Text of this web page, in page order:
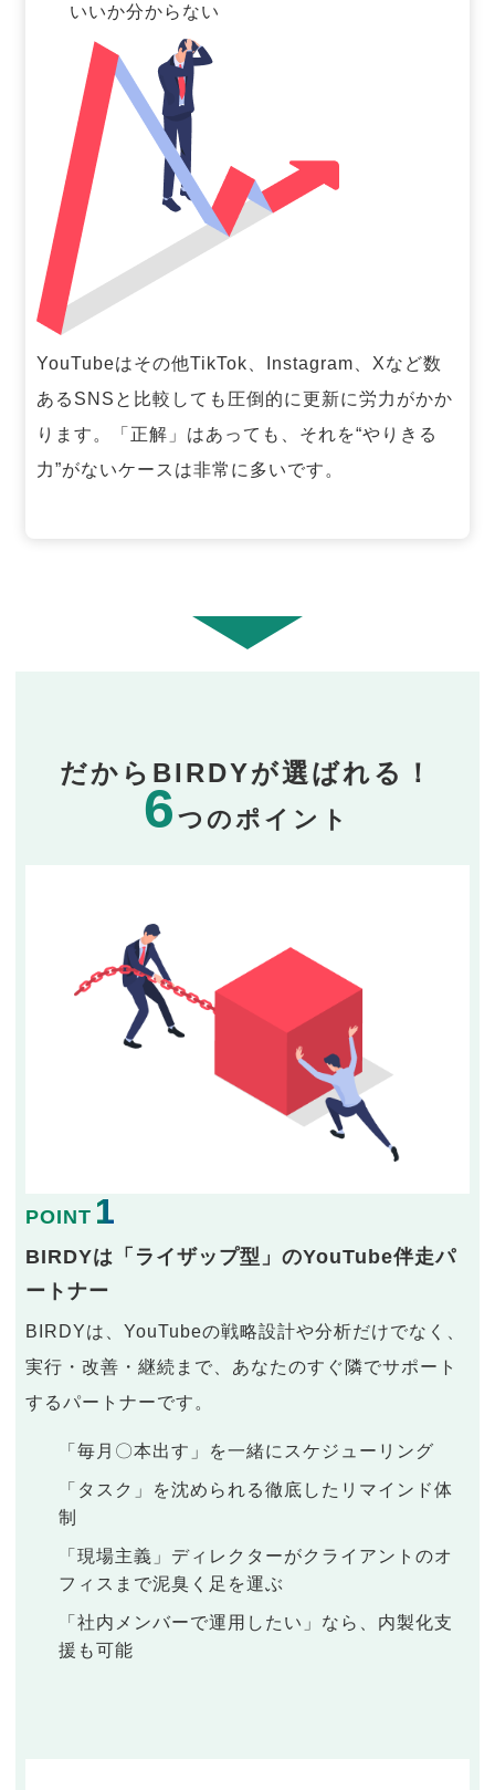
いいか分からない
YouTubeはその他TikTok、Instagram、Xなど数
あるSNSと比較しても圧倒的に更新に労力がかか
ります。「正解」はあっても、それを“やりきる
力”がないケースは非常に多いです。
だからBIRDYが選ばれる！
6つのポイント
POINT 1
BIRDYは「ライザップ型」のYouTube伴走パ
ートナー
BIRDYは、YouTubeの戦略設計や分析だけでなく、
実行・改善・継続まで、あなたのすぐ隣でサポート
するパートナーです。
「毎月〇本出す」を一緒にスケジューリング
「タスク」を沈められる徹底したリマインド体
制
「現場主義」ディレクターがクライアントのオ
フィスまで泥臭く足を運ぶ
「社内メンバーで運用したい」なら、内製化支
援も可能